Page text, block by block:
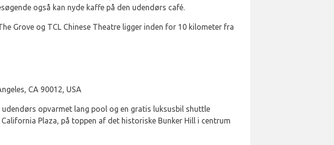
også kan nyde kaffe på den udendørs café.
Grove og TCL Chinese Theatre ligger inden for 10 kilometer fra
CA 90012, USA
opvarmet lang pool og en gratis luksusbil shuttle
Plaza, på toppen af det historiske Bunker Hill i centrum